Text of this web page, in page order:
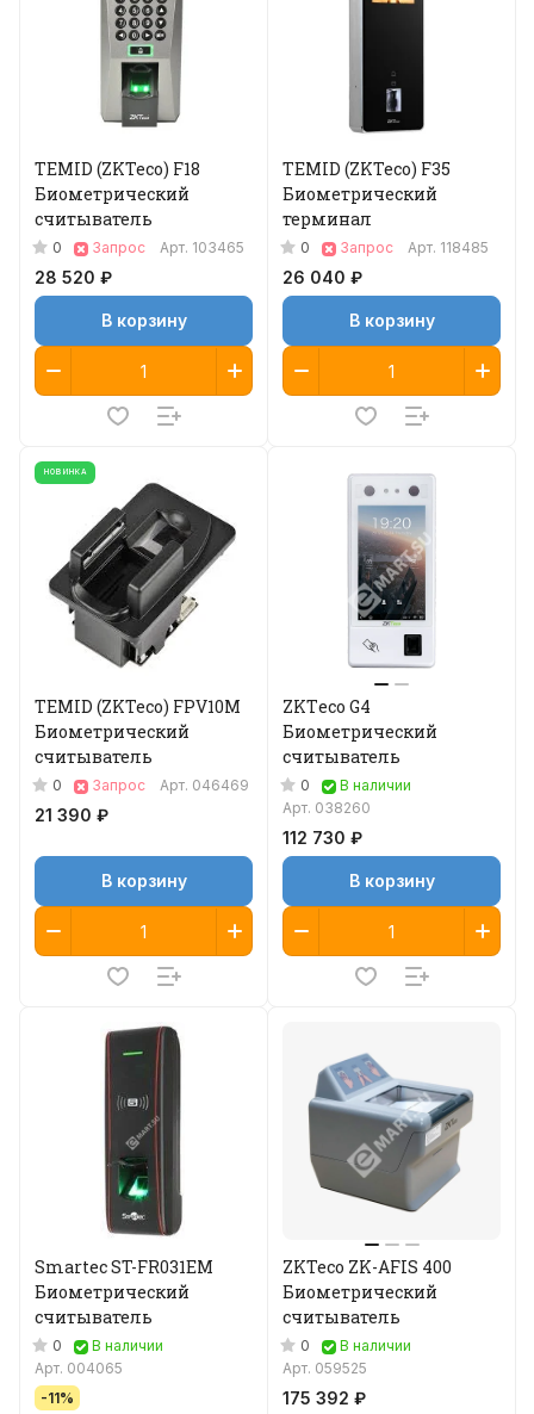
TEMID (ZKTeco) F18
Биометрический
считыватель
0 Запрос Арт. 103465
28 520 ₽
В корзину
TEMID (ZKTeco) F35
Биометрический
терминал
0 Запрос Арт. 118485
26 040 ₽
В корзину
НОВИНКА
TEMID (ZKTeco) FPV10M
Биометрический
считыватель
0 Запрос Арт. 046469
21 390 ₽
В корзину
ZKТeco G4
Биометрический
считыватель
0
В наличии
Арт. 038260
112 730 ₽
В корзину
Smartec ST-FR031EM
Биометрический
считыватель
0
В наличии
Арт. 004065
-11%
ZKTeco ZK-AFIS 400
Биометрический
считыватель
0
В наличии
Арт. 059525
175 392 ₽